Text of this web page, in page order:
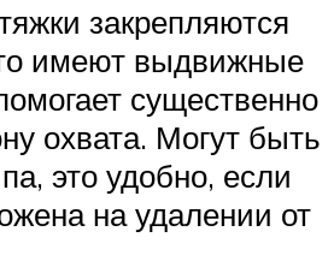
закрепляются
имеют выдвижные
существенно
охвата. Могут быть
это удобно, если
на удалении от